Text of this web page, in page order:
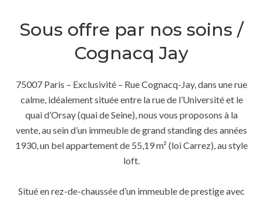
Sous offre par nos soins /
Cognacq Jay
75007 Paris – Exclusivité – Rue Cognacq-Jay, dans une rue
calme, idéalement située entre la rue de l’Université et le
quai d’Orsay (quai de Seine), nous vous proposons à la
vente, au sein d’un immeuble de grand standing des années
1930, un bel appartement de 55,19 m² (loi Carrez), au style
loft.
Situé en rez-de-chaussée d’un immeuble de prestige avec